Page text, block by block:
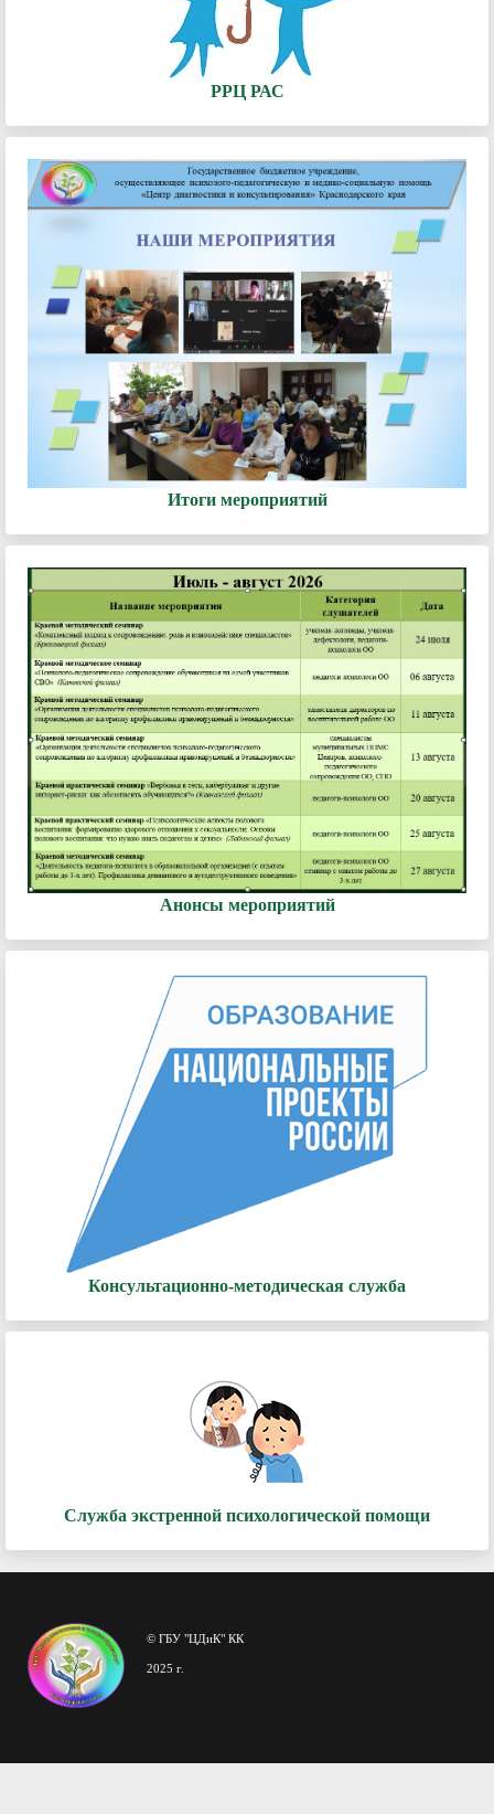
РРЦ РАС
Итоги мероприятий
Анонсы мероприятий
Консультационно-методическая служба
Служба экстренной психологической помощи
© ГБУ "ЦДиК" КК
2025 г.